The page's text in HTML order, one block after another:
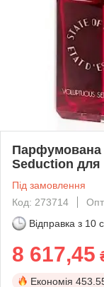
Парфумована
Seduction для
Під замовлення
Код: 273714
Опт
Відправка з 10
8 617,45
Економія